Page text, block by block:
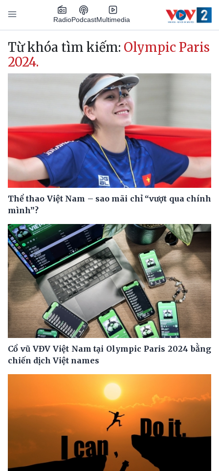
Nhảy đến nội dung
RadioPodcastMultimedia
Main navigation
Từ khóa tìm kiếm: Olympic Paris
2024.
Thể thao Việt Nam – sao mãi chỉ “vượt qua chính
mình”?
Cổ vũ VĐV Việt Nam tại Olympic Paris 2024 bằng
chiến dịch Việt names